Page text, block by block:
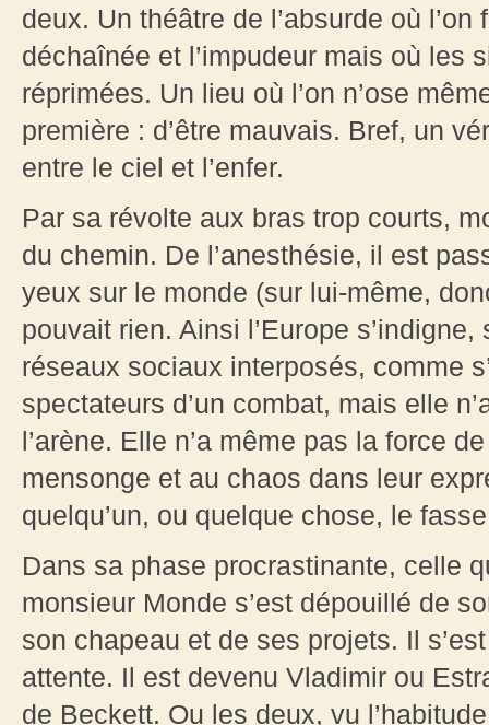
deux. Un théâtre de l’absurde où
déchaînée et l’impudeur mais où les
réprimées. Un lieu où l’on n’ose
première : d’être mauvais. Bref, un
entre le ciel et l’enfer.
Par sa révolte aux bras trop courts,
du chemin. De l’anesthésie, il est
yeux sur le monde (sur lui-même,
pouvait rien. Ainsi l’Europe
réseaux sociaux interposés, comme
spectateurs d’un combat, mais elle
l’arène. Elle n’a même pas la force
mensonge et au chaos dans leur
quelqu’un, ou quelque chose, le
Dans sa phase procrastinante, celle
monsieur Monde s’est dépouillé de
son chapeau et de ses projets. Il
attente. Il est devenu Vladimir ou
de Beckett. Ou les deux, vu